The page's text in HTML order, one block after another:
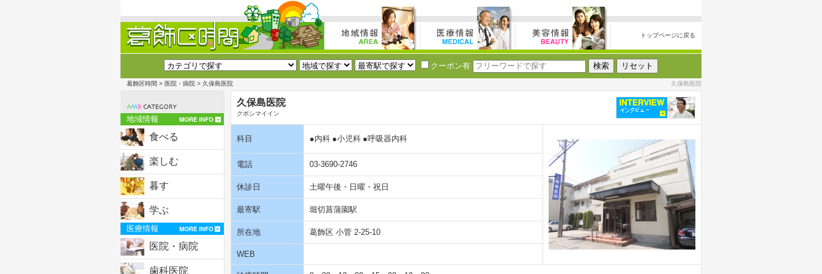
トップページに戻る
クーポン有
葛飾区時間 > 医院・病院 > 久保島医院 久保島医院
地域情報
食べる
楽しむ
暮す
学ぶ
医療情報
医院・病院
歯科医院
久保島医院
クボシマイイン
科目 ●内科 ●小児科 ●呼吸器内科
電話 03-3690-2746
休診日 土曜午後・日曜・祝日
最寄駅 堀切菖蒲園駅
所在地 葛飾区 小菅 2-25-10
WEB